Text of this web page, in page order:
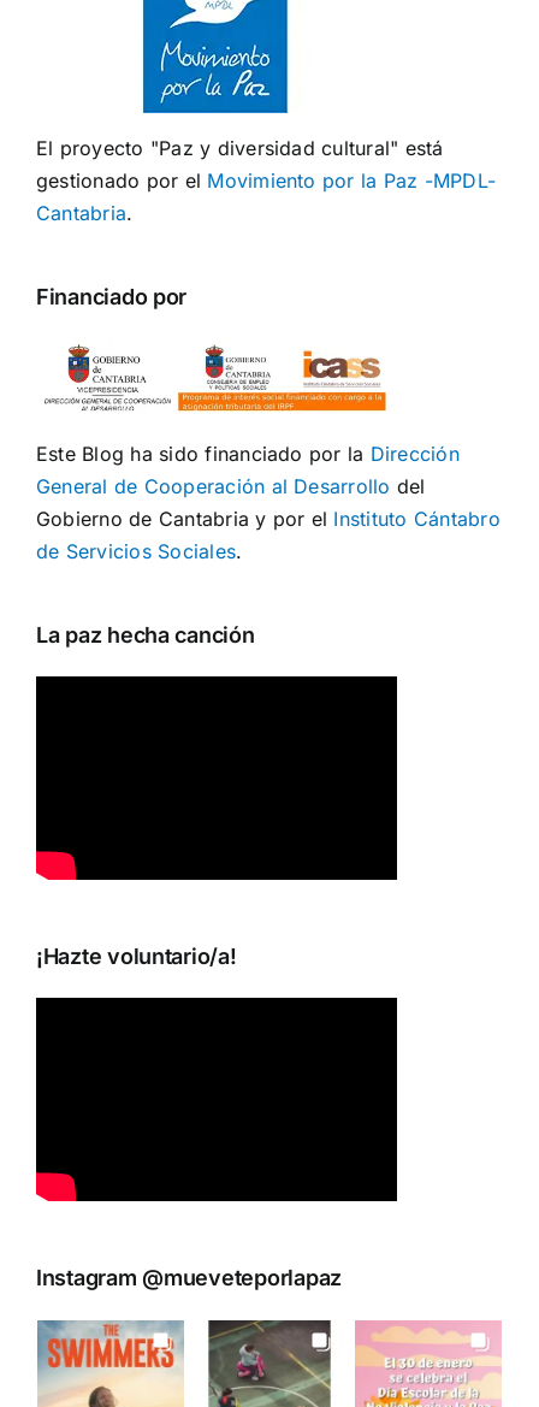
El proyecto "Paz y diversidad cultural" está
gestionado por el Movimiento por la Paz -MPDL-
Cantabria.
Financiado por
Este Blog ha sido financiado por la Dirección
General de Cooperación al Desarrollo del
Gobierno de Cantabria y por el Instituto Cántabro
de Servicios Sociales.
La paz hecha canción
¡Hazte voluntario/a!
Instagram @mueveteporlapaz